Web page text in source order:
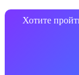
Хотите